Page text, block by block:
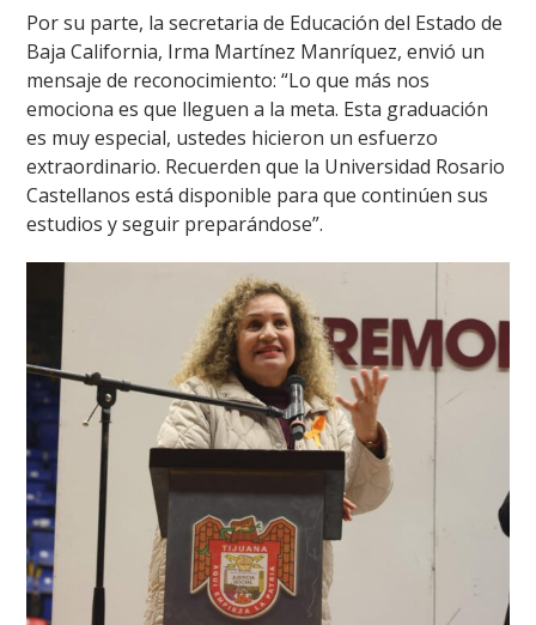
Por su parte, la secretaria de Educación del Estado de
Baja California, Irma Martínez Manríquez, envió un
mensaje de reconocimiento: “Lo que más nos
emociona es que lleguen a la meta. Esta graduación
es muy especial, ustedes hicieron un esfuerzo
extraordinario. Recuerden que la Universidad Rosario
Castellanos está disponible para que continúen sus
estudios y seguir preparándose”.